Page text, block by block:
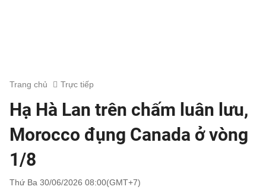
Trang chủ Trực tiếp
Hạ Hà Lan trên chấm luân lưu,
Morocco đụng Canada ở vòng
1/8
Thứ Ba 30/06/2026 08:00(GMT+7)